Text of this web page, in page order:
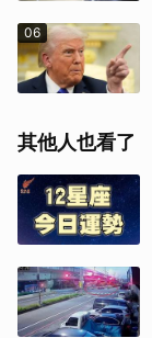
06
其他人也看了